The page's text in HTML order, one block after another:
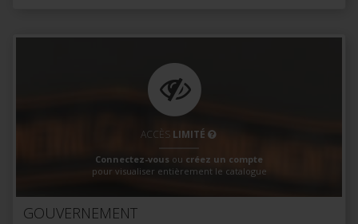
ACCÈS LIMITÉ
Connectez-vous ou créez un compte
pour visualiser entièrement le catalogue
GOUVERNEMENT